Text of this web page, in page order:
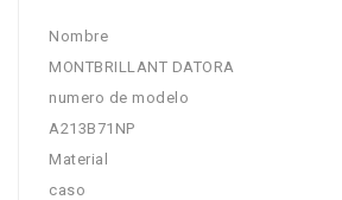
Nombre
MONTBRILLANT DATORA
numero de modelo
A213B71NP
Material
caso